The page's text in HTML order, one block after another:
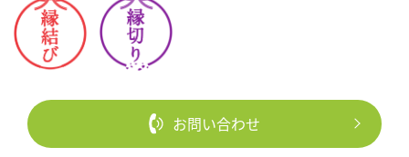
お問い合わせ